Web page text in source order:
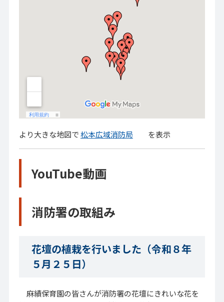
より大きな地図で松本広域消防局 を表示
YouTube動画
消防署の取組み
花壇の植栽を行いました（令和８年
５月２５日）
麻績保育園の皆さんが消防署の花壇にきれいな花を